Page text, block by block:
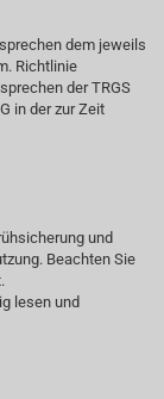
dem jeweils
Richtlinie
der TRGS
in der zur Zeit
und
Beachten Sie
lesen und